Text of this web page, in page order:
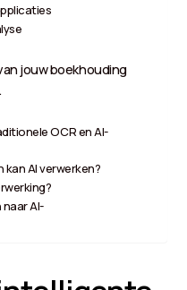
jouw boekhouding
OCR en AI-
AI verwerken?
AI-